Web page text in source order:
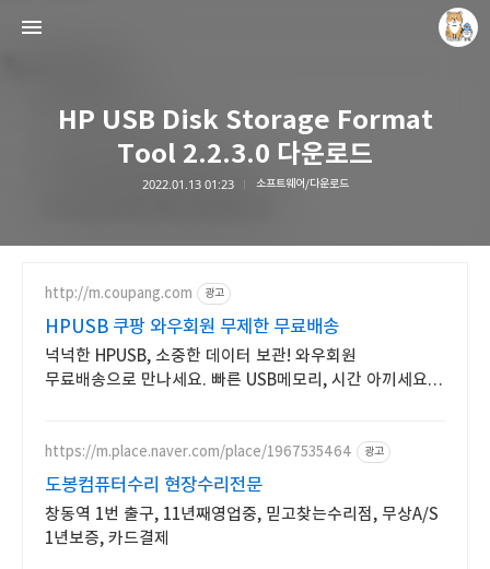
HP USB Disk Storage Format
Tool 2.2.3.0 다운로드
2022.01.13 01:23 소프트웨어/다운로드
http://m.coupang.com 광고
HPUSB 쿠팡 와우회원 무제한 무료배송
넉넉한 HPUSB, 소중한 데이터 보관! 와우회원
무료배송으로 만나세요. 빠른 USB메모리, 시간 아끼세요!
https://m.place.naver.com/place/1967535464 광고
도봉컴퓨터수리 현장수리전문
창동역 1번 출구, 11년째영업중, 믿고찾는수리점, 무상A/S
1년보증, 카드결제
개새닷컴